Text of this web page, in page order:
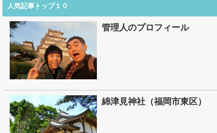
人気記事トップ１０
管理人のプロフィール
綿津見神社（福岡市東区）